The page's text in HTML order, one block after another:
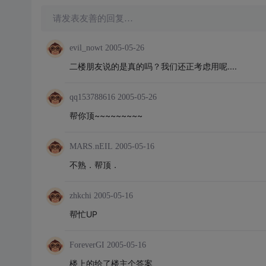
请发表友善的回复…
evil_nowt 2005-05-26
二楼朋友说的是真的吗？我们还正考虑用呢....
qq153788616 2005-05-26
帮你顶~~~~~~~~~
MARS.nEIL 2005-05-16
不熟．帮顶．
zhkchi 2005-05-16
帮忙UP
ForeverGI 2005-05-16
楼上的给了楼主个答案